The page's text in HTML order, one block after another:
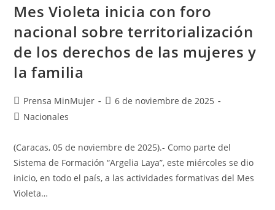
Mes Violeta inicia con foro
nacional sobre territorialización
de los derechos de las mujeres y
la familia
Prensa MinMujer
6 de noviembre de 2025
Nacionales
(Caracas, 05 de noviembre de 2025).- Como parte del
Sistema de Formación “Argelia Laya”, este miércoles se dio
inicio, en todo el país, a las actividades formativas del Mes
Violeta…